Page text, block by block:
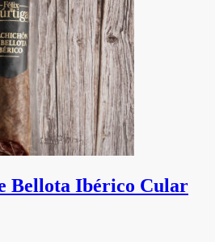
Bellota Ibérico Cular